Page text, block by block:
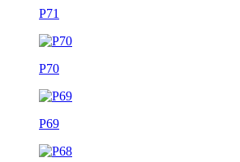
P71
P70
P69